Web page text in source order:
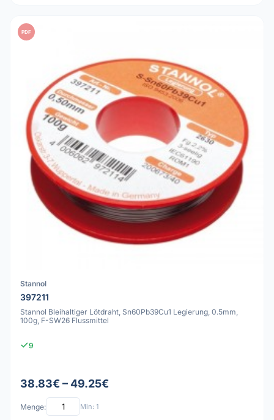
PDF
Stannol
397211
Stannol Bleihaltiger Lötdraht, Sn60Pb39Cu1 Legierung, 0.5mm,
100g, F-SW26 Flussmittel
9
38.83€ – 49.25€
Menge: Min: 1